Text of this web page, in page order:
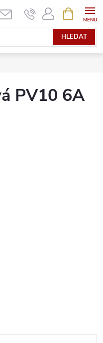
HLEDAT
NÁKUPNÍ
KOŠÍK
PV10 6A